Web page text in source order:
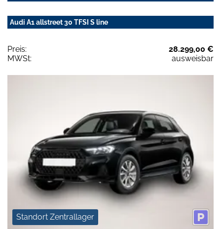
Audi A1 allstreet 30 TFSI S line
Preis:
28.299,00 €
MWSt:
ausweisbar
Standort Zentrallager